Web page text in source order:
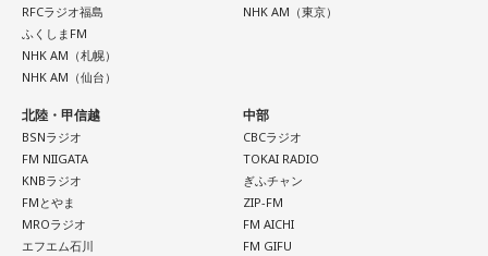
チャージ！
■今回のTOPICS
夏は夜！なにして「さらなり」ですか？あなたのサマーナイ
トフィーバー！サマーナイトカーニバル！
サマーナイトスパーク！は、何ですかの3時間！
●＃ミラクルワード 9時45分凸凹
忙しいあなたに代わって今押さえたい、気になる「コトバ」
RFCラジオ福島
ふくしまFM
NHK AM（札幌）
NHK AM（仙台）
NHK AM（東京）
北陸・甲信越
BSNラジオ
FM NIIGATA
KNBラジオ
FMとやま
MROラジオ
エフエム石川
中部
CBCラジオ
TOKAI RADIO
ぎふチャン
ZIP-FM
FM AICHI
FM GIFU